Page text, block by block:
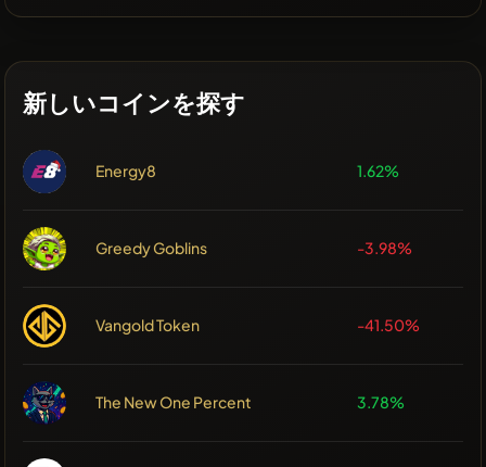
新しいコインを探す
Energy8 1.62%
Greedy Goblins -3.98%
Vangold Token -41.50%
The New One Percent 3.78%